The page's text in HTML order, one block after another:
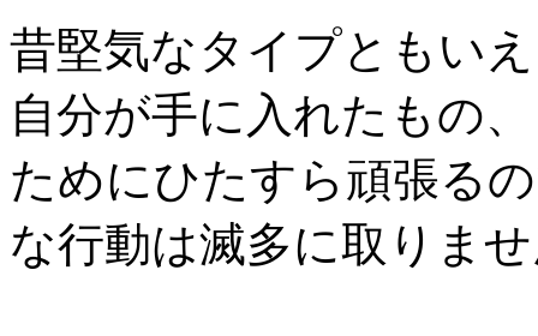
昔堅気なタイプともい
自分が手に入れたもの
ためにひたすら頑張る
な行動は滅多に取りま